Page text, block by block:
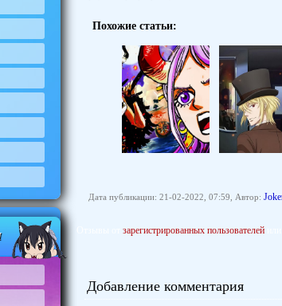
Похожие статьи:
Дата публикации: 21-02-2022, 07:59, Автор:
зарегистрированных пользователей
Добавление комментария